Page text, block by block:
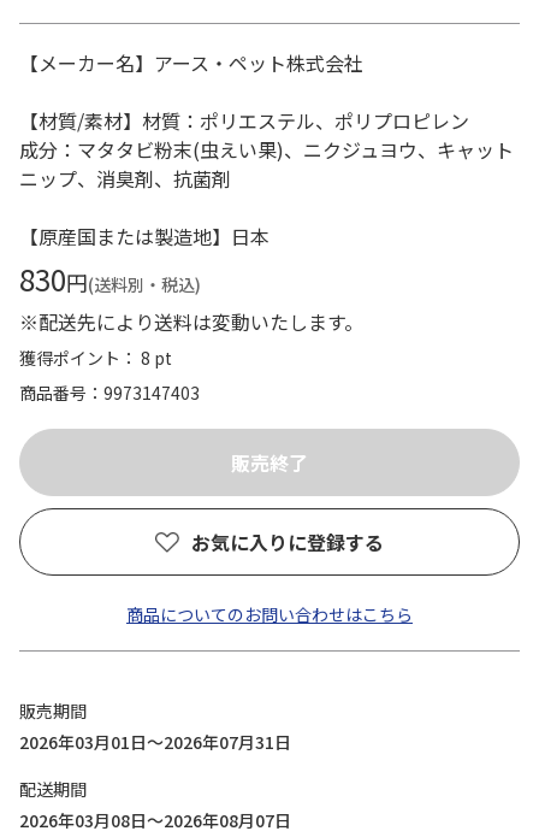
【メーカー名】アース・ペット株式会社
【材質/素材】材質：ポリエステル、ポリプロピレン
成分：マタタビ粉末(虫えい果)、ニクジュヨウ、キャット
ニップ、消臭剤、抗菌剤
【原産国または製造地】日本
830円(送料別・税込)
※配送先により送料は変動いたします。
獲得ポイント： 8 pt
商品番号
9973147403
お気に入りに登録する
商品についてのお問い合わせはこちら
販売期間
2026年03月01日～2026年07月31日
配送期間
2026年03月08日～2026年08月07日